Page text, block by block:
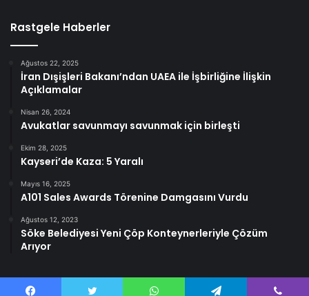
Rastgele Haberler
Ağustos 22, 2025
İran Dışişleri Bakanı’ndan UAEA ile İşbirliğine İlişkin
Açıklamalar
Nisan 26, 2024
Avukatlar savunmayı savunmak için birleşti
Ekim 28, 2025
Kayseri’de Kaza: 5 Yaralı
Mayıs 16, 2025
A101 Sales Awards Törenine Damgasını Vurdu
Ağustos 12, 2023
Söke Belediyesi Yeni Çöp Konteynerleriyle Çözüm
Arıyor